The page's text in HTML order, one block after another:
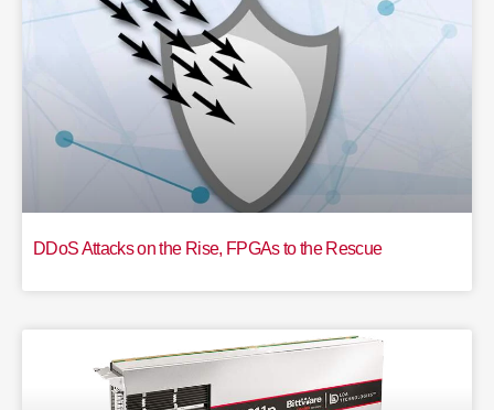
DDoS Attacks on the Rise, FPGAs to the Rescue